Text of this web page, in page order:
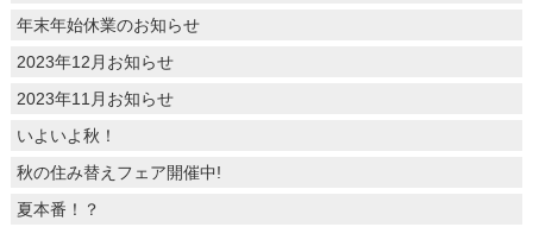
年末年始休業のお知らせ
2023年12月お知らせ
2023年11月お知らせ
いよいよ秋！
秋の住み替えフェア開催中!
夏本番！？